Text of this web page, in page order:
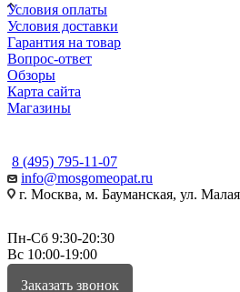
Условия оплаты
Условия доставки
Гарантия на товар
Вопрос-ответ
Обзоры
Карта сайта
Магазины
8 (495) 795-11-07
info@mosgomeopat.ru
г. Москва, м. Бауманская, ул.
Пн-Сб 9:30-20:30
Вс 10:00-19:00
Заказать звонок